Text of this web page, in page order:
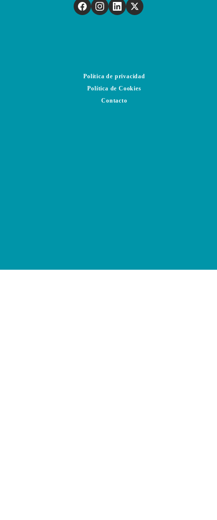
Política de privacidad
Política de Cookies
Contacto